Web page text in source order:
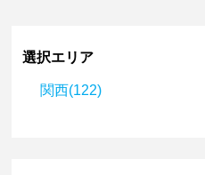
選択エリア
関西(122)